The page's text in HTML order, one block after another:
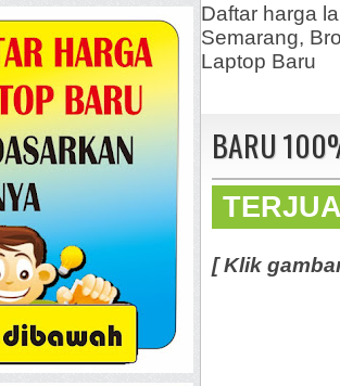
Daftar harga
Semarang,
Laptop Baru
BARU
[ Klik